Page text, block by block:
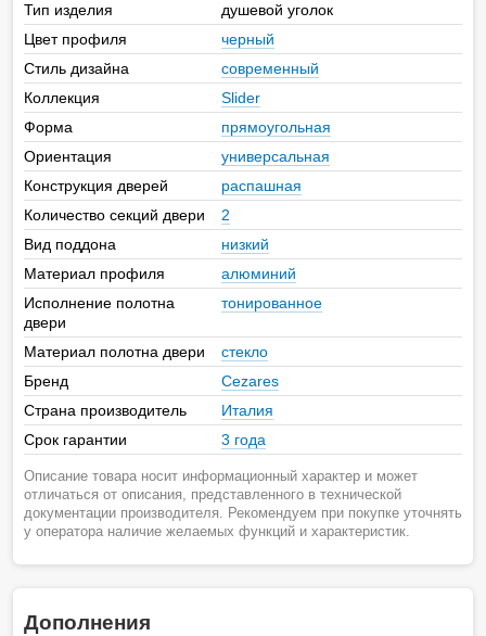
Тип изделия
душевой уголок
Цвет профиля
черный
Стиль дизайна
современный
Коллекция
Slider
Форма
прямоугольная
Ориентация
универсальная
Конструкция дверей
распашная
Количество секций двери
2
Вид поддона
низкий
Материал профиля
алюминий
Исполнение полотна
двери
тонированное
Материал полотна двери
стекло
Бренд
Cezares
Страна производитель
Италия
Срок гарантии
3 года
Описание товара носит информационный характер и может
отличаться от описания, представленного в технической
документации производителя. Рекомендуем при покупке уточнять
у оператора наличие желаемых функций и характеристик.
Дополнения